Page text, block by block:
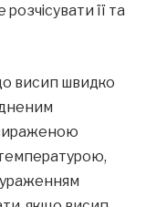
її та
висип швидко